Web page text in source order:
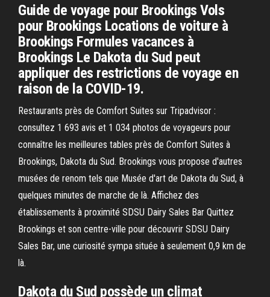
Guide de voyage pour Brookings Vols
pour Brookings Locations de voiture à
Brookings Formules vacances à
Brookings Le Dakota du Sud peut
appliquer des restrictions de voyage en
raison de la COVID-19.
Restaurants près de Comfort Suites sur Tripadvisor :
consultez 1 693 avis et 1 034 photos de voyageurs pour
connaître les meilleures tables près de Comfort Suites à
Brookings, Dakota du Sud. Brookings vous propose d'autres
musées de renom tels que Musée d'art de Dakota du Sud, à
quelques minutes de marche de là. Affichez des
établissements à proximité SDSU Dairy Sales Bar Quittez
Brookings et son centre-ville pour découvrir SDSU Dairy
Sales Bar, une curiosité sympa située à seulement 0,9 km de
là.
Dakota du Sud possède un climat